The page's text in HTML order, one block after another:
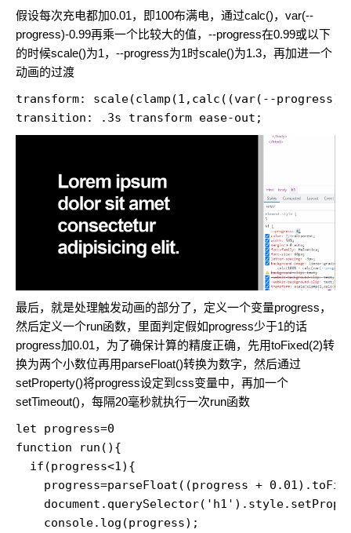
假设每次充电都加0.01，即100布满电，通过calc()，var(--
progress)-0.99再乘一个比较大的值，--progress在0.99或以下
的时候scale()为1，--progress为1时scale()为1.3，再加进一个
动画的过渡
transform: scale(clamp(1,calc((var(--
transition: .3s transform ease-out;
最后，就是处理触发动画的部分了，定义一个变量progress，
然后定义一个run函数，里面判定假如progress少于1的话
progress加0.01，为了确保计算的精度正确，先用toFixed(2)转
换为两个小数位再用parseFloat()转换为数字，然后通过
setProperty()将progress设定到css变量中，再加一个
setTimeout()，每隔20毫秒就执行一次run函数
let progress=0
function run(){
  if(progress<1){
progress=parseFloat((progress +
    console.log(progress);